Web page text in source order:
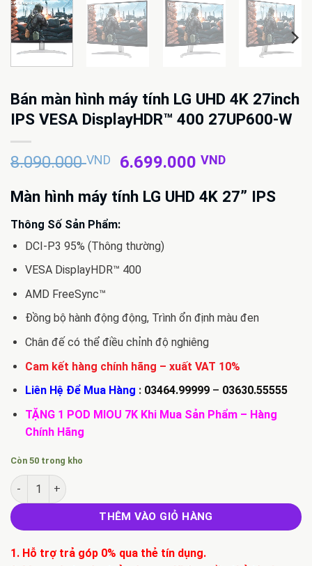
Bán màn hình máy tính LG UHD 4K 27inch
IPS VESA DisplayHDR™ 400 27UP600-W
8.090.000VND
Giá
là:
6.699.000VNDGiá
tại
Màn hình máy tính LG UHD 4K 27” IPS
Thông Số Sản Phẩm:
DCI-P3 95% (Thông thường)
VESA DisplayHDR™ 400
AMD FreeSync™
Đồng bộ hành động động, Trình ổn định màu đen
Chân đế có thể điều chỉnh độ nghiêng
Cam kết hàng chính hãng – xuất VAT 10%
Liên Hệ Để Mua Hàng : 03464.99999– 03630.55555
TẶNG 1 POD MIOU 7K Khi Mua Sản Phẩm – Hàng
Chính Hãng
Còn 50 trong kho
Bán màn hình máy tính LG UHD 4K 27inch IPS VESA
THÊM VÀO GIỎ HÀNG
1. Hỗ trợ trả góp 0% qua thẻ tín dụng.